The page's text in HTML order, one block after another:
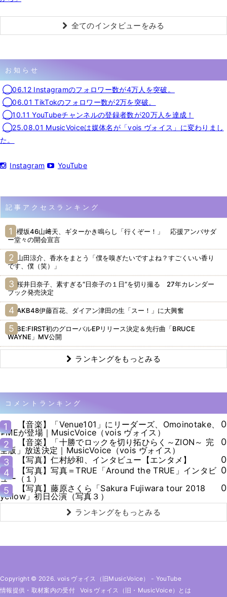
全てのインタビューをみる
お知らせ
◯06.12 Instagramのフォロワー数が4万人を突破。
◯06.01 TikTokのフォロワー数が2万を突破。
◯10.11 YouTubeチャンネルの登録者数が20万人を達成！
◯25.08.01 MusicVoiceは媒体名が「vois ヴォイス」に変わりまし
た。
Instagram YouTube
記事アクセスランキング
櫻坂46山﨑天、ギターかき鳴らし「行くぞー！」 応援アンバサダ
ー堂々の開会宣言
山田涼介、香水をまとう「僕を嗅ぎたいですよね？すごくいい香り
です、僕（笑）」
桜井日奈子、素すぎる“日奈子の１日”を切り撮る 27年カレンダー
ブック発売決定
AKB48伊藤百花、ダイアン津田の生「スー！」に大興奮
BE:FIRST初のグローバルEPリリース決定＆先行曲「BRUCE
WAYNE」MV公開
ランキングをもっとみる
コメントランキング
1
【音楽】「Venue101」にリーダーズ、Omoinotake、
≠MEが登場｜MusicVoice（vois ヴォイス）
0
2
【音楽】「十勝でロックを切り拓ひらく～ZION～ 完
全版」放送決定｜MusicVoice（vois ヴォイス）
0
3
【写真】仁村紗和、インタビュー【エンタメ】
0
4
【写真】写真＝TRUE「Around the TRUE」インタビ
ュー（１）
0
5
【写真】藤原さくら「Sakura Fujiwara tour 2018
yellow」初日公演（写真３）
0
ランキングをもっとみる
Copyright © 2026. vois ヴォイス（旧MusicVoice） - YouTube
情報提供・取材案内の受付
Vois ヴォイス（旧・MusicVoice）とは